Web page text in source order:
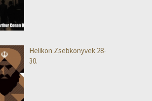
Helikon Zsebkönyvek 28-
30.